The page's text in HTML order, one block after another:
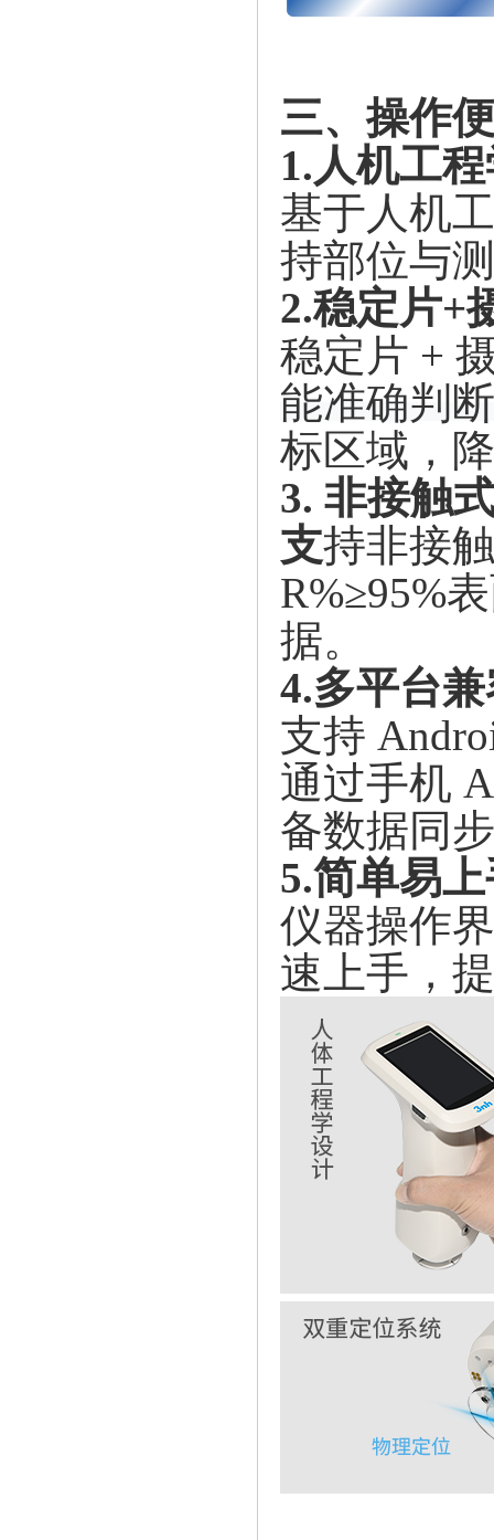
三、操作
1.人机工
基于人机
持部位与
2.稳定片+
稳定片 +
能准确判
标区域，
3. 非接触
支持非接
R%≥95%
据。
4.多平台
支持
通过手机
备数据同
5.简单易
仪器操作
速上手，